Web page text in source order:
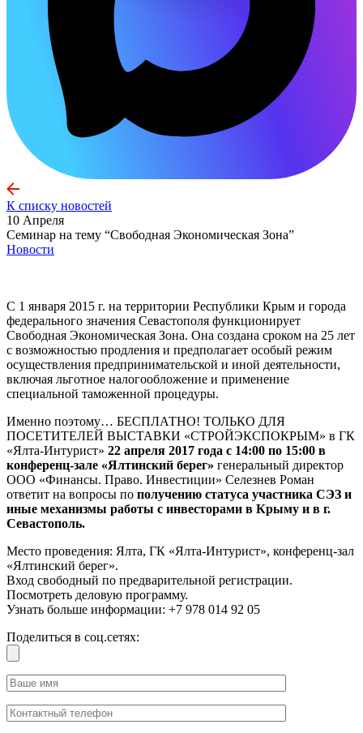
К списку новостей
10 Апреля
Семинар на тему “Свободная Экономическая Зона”
Новости
С 1 января 2015 г. на территории Республики Крым и города
федерального значения Севастополя функционирует
Свободная Экономическая Зона. Она создана сроком на 25 лет
с возможностью продления и предполагает особый режим
осуществления предпринимательской и иной деятельности,
включая льготное налогообложение и применение
специальной таможенной процедуры.
Именно поэтому… БЕСПЛАТНО! ТОЛЬКО ДЛЯ
ПОСЕТИТЕЛЕЙ ВЫСТАВКИ «СТРОЙЭКСПОКРЫМ» в ГК
«Ялта-Интурист» 22 апреля 2017 года с 14:00 по 15:00 в
конференц-зале «Ялтинский берег» генеральный директор
ООО «Финансы. Право. Инвестиции» Селезнев Роман
ответит на вопросы по получению статуса участника СЭЗ и
иные механизмы работы с инвесторами в Крыму и в г.
Севастополь.
Место проведения: Ялта, ГК «Ялта-Интурист», конференц-зал
«Ялтинский берег».
Вход свободный по предварительной регистрации.
Посмотреть деловую программу.
Узнать больше информации: +7 978 014 92 05
Поделиться в соц.сетях: